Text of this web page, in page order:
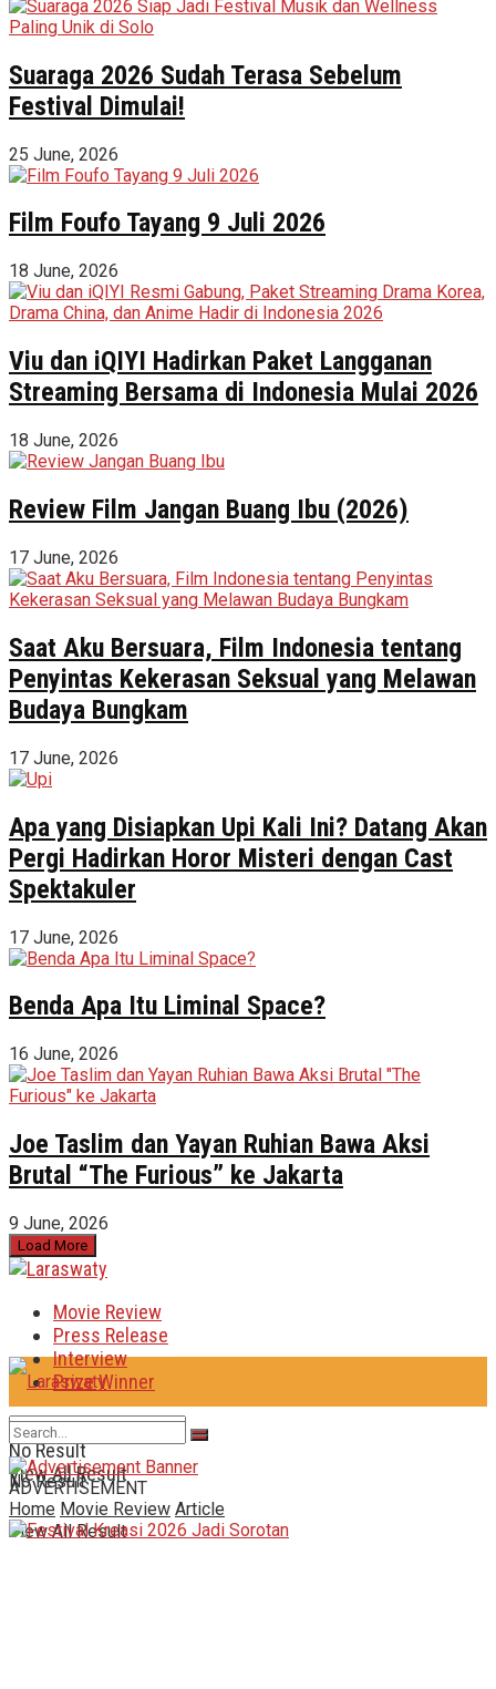
Suaraga 2026 Sudah Terasa Sebelum
Festival Dimulai!
25 June, 2026
Film Foufo Tayang 9 Juli 2026
18 June, 2026
Viu dan iQIYI Hadirkan Paket Langganan
Streaming Bersama di Indonesia Mulai 2026
18 June, 2026
Review Film Jangan Buang Ibu (2026)
17 June, 2026
Saat Aku Bersuara, Film Indonesia tentang
Penyintas Kekerasan Seksual yang Melawan
Budaya Bungkam
17 June, 2026
Apa yang Disiapkan Upi Kali Ini? Datang Akan
Pergi Hadirkan Horor Misteri dengan Cast
Spektakuler
17 June, 2026
Benda Apa Itu Liminal Space?
16 June, 2026
Joe Taslim dan Yayan Ruhian Bawa Aksi
Brutal “The Furious” ke Jakarta
9 June, 2026
Load More
Movie Review
Press Release
Interview
Prize Winner
No Result
View All Result
No Result
View All Result
ADVERTISEMENT
Home Movie Review Article